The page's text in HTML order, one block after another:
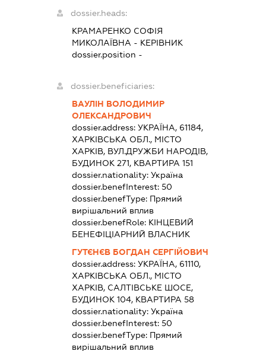
dossier.heads:
КРАМАРЕНКО СОФІЯ
МИКОЛАЇВНА - КЕРІВНИК
dossier.position -
dossier.beneficiaries:
ВАУЛІН ВОЛОДИМИР
ОЛЕКСАНДРОВИЧ
dossier.address: УКРАЇНА, 61184,
ХАРКІВСЬКА ОБЛ., МІСТО
ХАРКІВ, ВУЛ.ДРУЖБИ НАРОДІВ,
БУДИНОК 271, КВАРТИРА 151
dossier.nationality: Україна
dossier.benefInterest: 50
dossier.benefType: Прямий
вирішальний вплив
dossier.benefRole: КІНЦЕВИЙ
БЕНЕФІЦІАРНИЙ ВЛАСНИК
ГУТЄНЄВ БОГДАН СЕРГІЙОВИЧ
dossier.address: УКРАЇНА, 61110,
ХАРКІВСЬКА ОБЛ., МІСТО
ХАРКІВ, САЛТІВСЬКЕ ШОСЕ,
БУДИНОК 104, КВАРТИРА 58
dossier.nationality: Україна
dossier.benefInterest: 50
dossier.benefType: Прямий
вирішальний вплив